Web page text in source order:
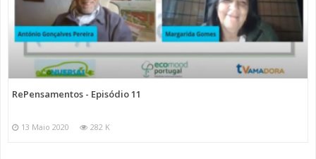
RePensamentos - Episódio 11
13 Maio 2020 282 K